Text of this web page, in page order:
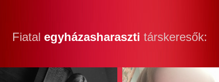
Fiatal egyházasharaszti társkeresők: